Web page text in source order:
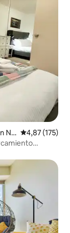
No Calificación
4,87 (175)